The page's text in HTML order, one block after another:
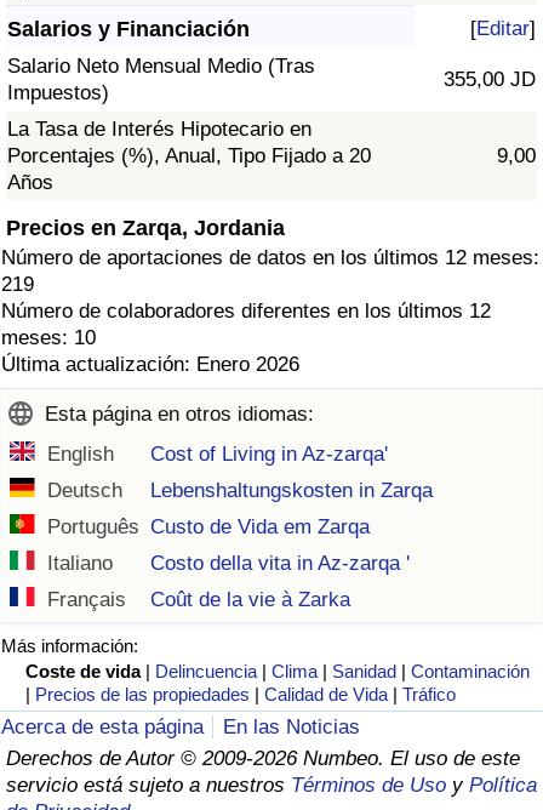
Salarios y Financiación [Editar]
Salario Neto Mensual Medio (Tras
Impuestos)
355,00 JD
La Tasa de Interés Hipotecario en
Porcentajes (%), Anual, Tipo Fijado a 20
Años
9,00
Precios en Zarqa, Jordania
Número de aportaciones de datos en los últimos 12 meses:
219
Número de colaboradores diferentes en los últimos 12
meses: 10
Última actualización: Enero 2026
Esta página en otros idiomas:
English
Cost of Living in Az-zarqa'
Deutsch
Lebenshaltungskosten in Zarqa
Português Custo de Vida em Zarqa
Italiano
Costo della vita in Az-zarqa '
Français
Coût de la vie à Zarka
Más información:
Coste de vida | Delincuencia |Clima | Sanidad |Contaminación
| Precios de las propiedades |Calidad de Vida |Tráfico
Acerca de esta página
En las Noticias
Derechos de Autor © 2009-2026 Numbeo. El uso de este
servicio está sujeto a nuestros Términos de Uso y Política